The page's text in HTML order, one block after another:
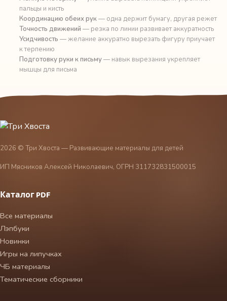
пальцы и кисть
Координацию обеих рук— одна держит бумагу, другая режет
Точность движений — резка по линии развивает аккуратность
Усидчивость — желание аккуратно вырезать фигуру приучает
к терпению
Подготовку руки к письму— навык вырезания укрепляет
мышцы для письма
2026 © Три Хвоста — Развивающие материалы для детей
ИП Мясников Алексей Николаевич, ОГРН 311732831500015
Каталог PDF
Все материалы
Лэпбуки
Новинки
Игры на липучках
ЧБ материалы
Тематические сборники